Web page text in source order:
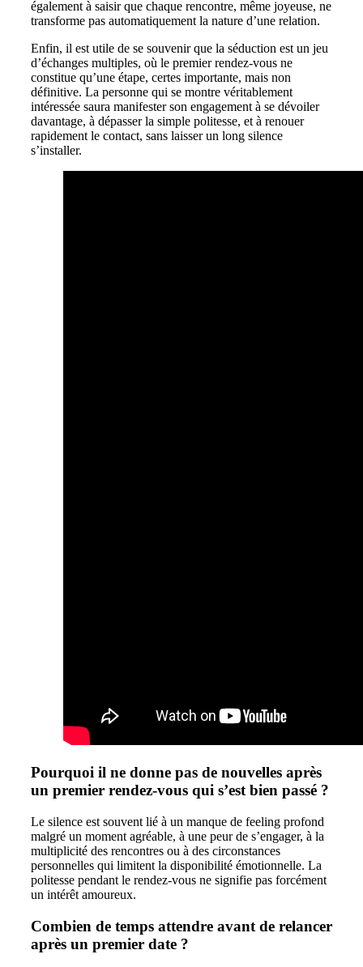
également à saisir que chaque rencontre, même joyeuse, ne
transforme pas automatiquement la nature d’une relation.
Enfin, il est utile de se souvenir que la séduction est un jeu
d’échanges multiples, où le premier rendez-vous ne
constitue qu’une étape, certes importante, mais non
définitive. La personne qui se montre véritablement
intéressée saura manifester son engagement à se dévoiler
davantage, à dépasser la simple politesse, et à renouer
rapidement le contact, sans laisser un long silence
s’installer.
Pourquoi il ne donne pas de nouvelles après
un premier rendez-vous qui s’est bien passé ?
Le silence est souvent lié à un manque de feeling profond
malgré un moment agréable, à une peur de s’engager, à la
multiplicité des rencontres ou à des circonstances
personnelles qui limitent la disponibilité émotionnelle. La
politesse pendant le rendez-vous ne signifie pas forcément
un intérêt amoureux.
Combien de temps attendre avant de relancer
après un premier date ?